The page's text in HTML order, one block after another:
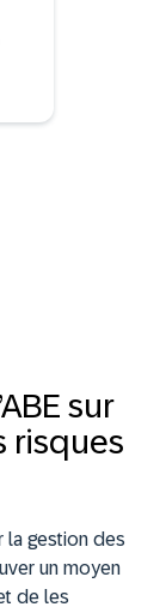
sur
risques
la gestion des
un moyen
de les